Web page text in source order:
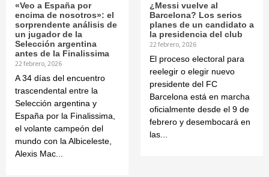
«Veo a España por
encima de nosotros»: el
sorprendente análisis de
un jugador de la
Selección argentina
antes de la Finalissima
22 febrero, 2026
A 34 días del encuentro
trascendental entre la
Selección argentina y
España por la Finalissima,
el volante campeón del
mundo con la Albiceleste,
Alexis Mac...
¿Messi vuelve al
Barcelona? Los serios
planes de un candidato a
la presidencia del club
22 febrero, 2026
El proceso electoral para
reelegir o elegir nuevo
presidente del FC
Barcelona está en marcha
oficialmente desde el 9 de
febrero y desembocará en
las...